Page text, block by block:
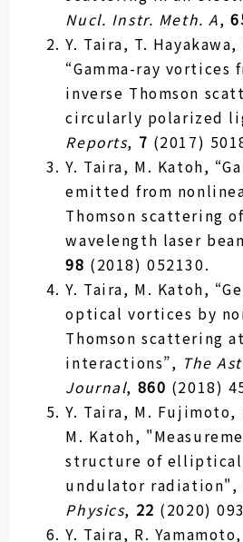
Nucl. Instr. Meth. A,
Y. Taira, T.
“Gamma-ray vortices
inverse Thomson
circularly polarized
Reports, 7 (2017)
Y. Taira, M. Katoh,
emitted from
Thomson scattering
wavelength laser
98 (2018) 052130.
Y. Taira, M. Katoh,
optical vortices by
Thomson scattering
interactions”, The
Journal, 860 (2018)
Y. Taira, M. Fujimoto,
M. Katoh,
structure of
undulator radiation",
Physics, 22 (2020)
Y. Taira, R.